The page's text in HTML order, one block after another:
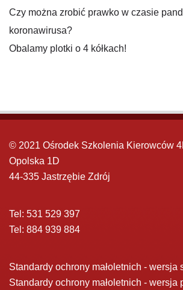
Czy można zrobić prawko w czasie
koronawirusa?
Obalamy plotki o 4 kółkach!
© 2021 Ośrodek Szkolenia Kierowców
Opolska 1D
44-335 Jastrzębie Zdrój
Tel: 531 529 397
Tel: 884 939 884
Standardy ochrony małoletnich - wersja
Standardy ochrony małoletnich - wersja